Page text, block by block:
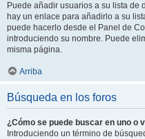
Puede añadir usuarios a su lista de
hay un enlace para añadirlo a su
puede hacerlo desde el Panel de
introduciendo su nombre. Puede
misma página.
Arriba
Búsqueda en los foros
¿Cómo se puede buscar en uno o
Introduciendo un término de